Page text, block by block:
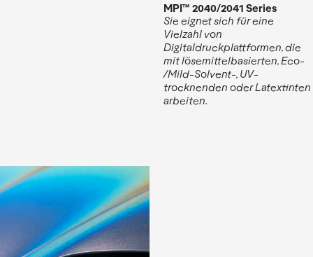
MPI™ 2040/2041 Series
Sie eignet sich für eine
Vielzahl von
Digitaldruckplattformen, die
mit lösemittelbasierten, Eco-
/Mild-Solvent-, UV-
trocknenden oder Latextinten
arbeiten.